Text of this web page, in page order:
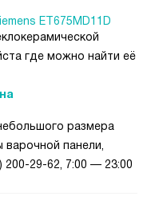
ET675MD11D
где можно найти её
размера
панели,
200-29-62, 7:00 — 23:00